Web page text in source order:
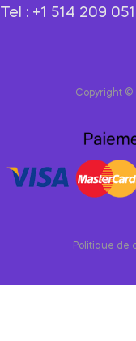
Tel : +1 514 209
Copyright ©
Politique de